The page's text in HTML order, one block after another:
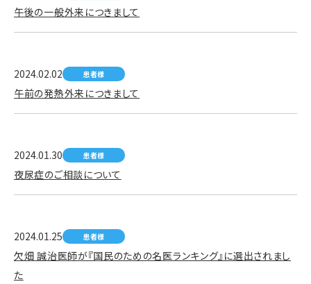
午後の一般外来につきまして
2024.02.02 患者様
午前の発熱外来につきまして
2024.01.30 患者様
夜尿症のご相談について
2024.01.25 患者様
欠畑 誠治医師が『国民のための名医ランキング』に選出されまし
た